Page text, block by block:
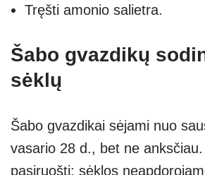
Tręšti amonio salietra.
Šabo gvazdikų
sėklų
Šabo gvazdikai sėjami nuo
vasario 28 d., bet ne
pasiruošti: sėklos